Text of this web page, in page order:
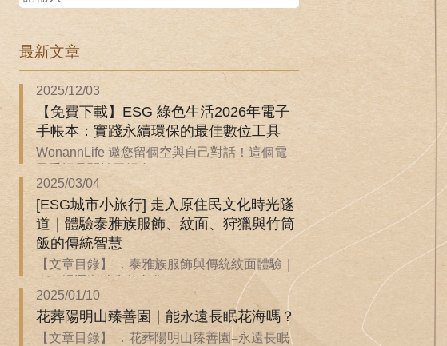
最新文章
2025/12/03
【免費下載】ESG 綠色生活2026年電子
手帳本：實踐永續環保的最佳數位工具
WonannLife 邀您留個空與自己對話！這個電
子手帳是關於回歸自...
2025/03/04
[ESG城市小旅行] 走入原住民文化時光隧
道｜體驗泰雅族服飾、紋面、狩獵與竹筒
飯的傳統智慧
【文章目錄】 ．泰雅族服飾與傳統紋面體驗｜
來一場逐漸消失的文化...
2025/01/10
花葬陽明山臻善園｜能永遠長眠花海嗎？
【文章目錄】 ．花葬陽明山臻善園=永遠長眠